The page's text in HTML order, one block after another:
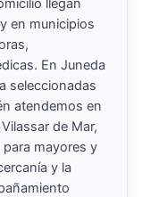
llegan
en municipios
En Juneda
seleccionadas
atendemos en
de Mar,
mayores y
y la